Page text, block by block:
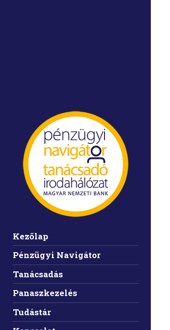
Navigáció:
Kezőlap
Pénzügyi Navigátor
Tanácsadás
Panaszkezelés
Tudástár